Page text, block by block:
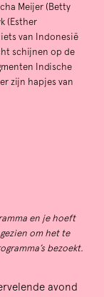
Meijer (Betty
(Esther
van Indonesië
schijnen op de
Indische
zijn hapjes van
en je hoeft
om het te
bezoekt.
avond